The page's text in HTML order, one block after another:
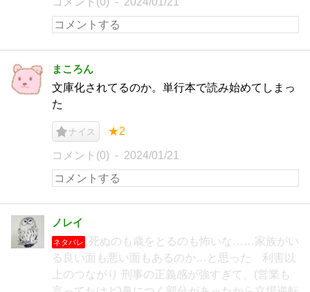
まころん
文庫化されてるのか。単行本で読み始めてしまっ
た
ナイス ★2
コメント(0) 2024/01/21
ノレイ
ネタバレ
死ぬのも歳をとるのも怖いな……家族がい
る良い面も悪い面もあるのか…と思った 利害以
上のつながり 刑事の正義感が強すぎて、(営業も